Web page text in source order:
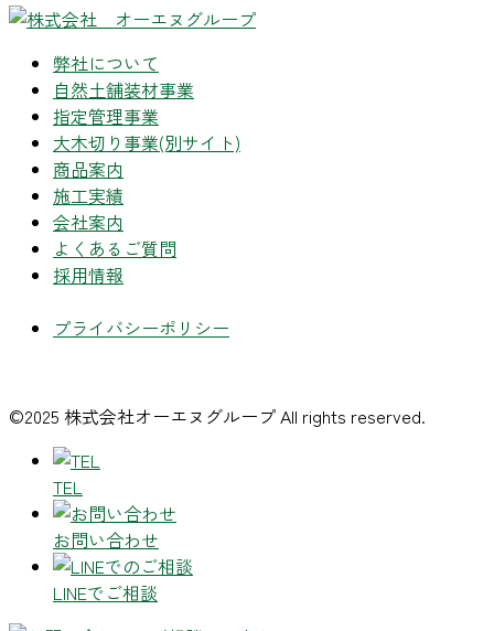
弊社について
自然土舗装材事業
指定管理事業
大木切り事業(別サイト)
商品案内
施工実績
会社案内
よくあるご質問
採用情報
プライバシーポリシー
©2025 株式会社オーエヌグループ All rights reserved.
TEL
お問い合わせ
LINEでご相談